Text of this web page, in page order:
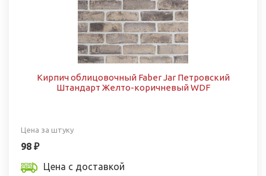
Кирпич облицовочный Faber Jar Петровский
Штандарт Желто-коричневый WDF
Цена за штуку
98 ₽
Цена с доставкой